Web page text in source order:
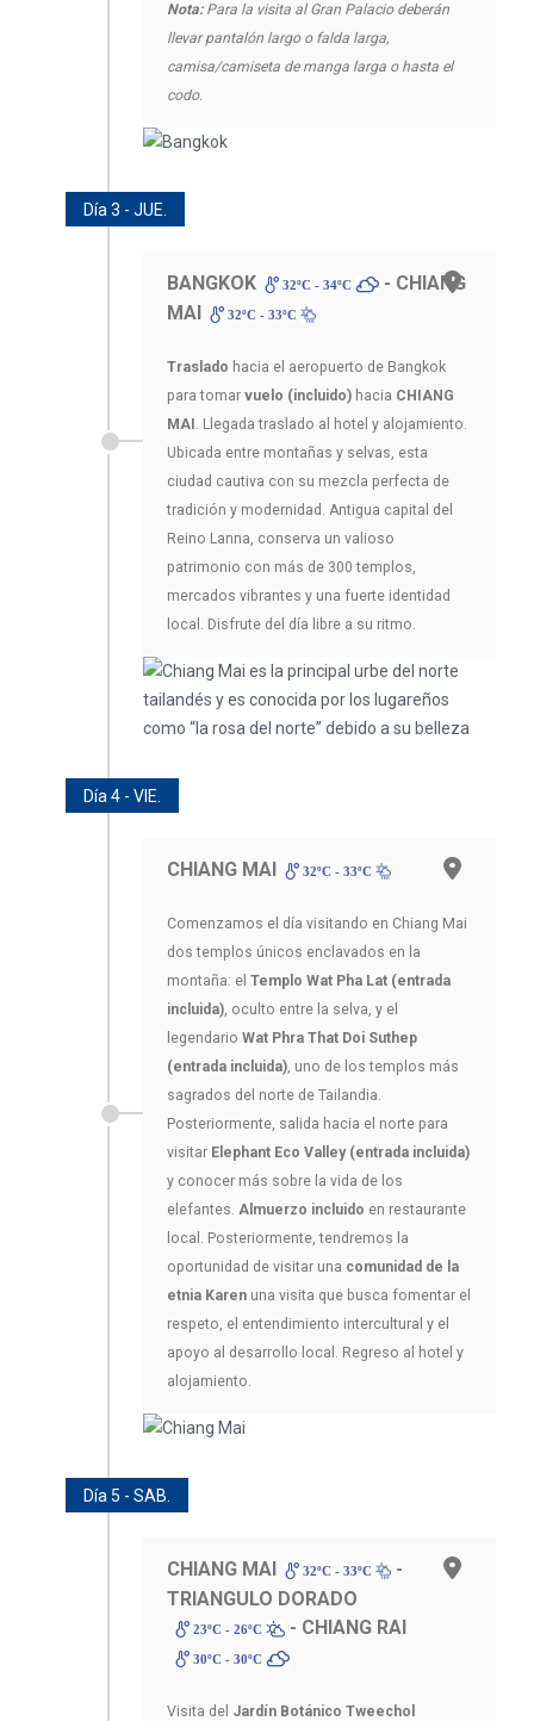
Nota:Para la visita al Gran Palacio deberán
llevar pantalón largo o falda larga,
camisa/camiseta de manga larga o hasta el
codo.
Día 3 - JUE.
BANGKOK 32ºC - 34ºC
- CHIANG
MAI
32ºC - 33ºC
Traslado hacia el aeropuerto de Bangkok
para tomar vuelo (incluido) hacia CHIANG
MAI . Llegada traslado al hotel y alojamiento.
Ubicada entre montañas y selvas, esta
ciudad cautiva con su mezcla perfecta de
tradición y modernidad. Antigua capital del
Reino Lanna, conserva un valioso
patrimonio con más de 300 templos,
mercados vibrantes y una fuerte identidad
local. Disfrute del día libre a su ritmo.
Día 4 - VIE.
CHIANG MAI 32ºC - 33ºC
Comenzamos el día visitando en Chiang Mai
dos templos únicos enclavados en la
montaña: el Templo Wat Pha Lat (entrada
incluida), oculto entre la selva, y el
legendario Wat Phra That Doi Suthep
(entrada incluida), uno de los templos más
sagrados del norte de Tailandia.
Posteriormente, salida hacia el norte para
visitar Elephant Eco Valley (entrada incluida)
y conocer más sobre la vida de los
elefantes. Almuerzo incluido en restaurante
local. Posteriormente, tendremos la
oportunidad de visitar una comunidad de la
etnia Karen una visita que busca fomentar el
respeto, el entendimiento intercultural y el
apoyo al desarrollo local. Regreso al hotel y
alojamiento.
Día 5 - SAB.
CHIANG MAI 32ºC - 33ºC
-
TRIANGULO DORADO
23ºC - 26ºC - CHIANG RAI
30ºC - 30ºC
Visita del Jardín Botánico Tweechol